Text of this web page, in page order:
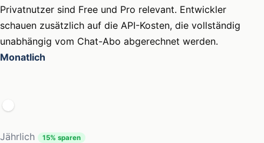
Privatnutzer sind Free und Pro relevant. Entwickler
schauen zusätzlich auf die API-Kosten, die vollständig
unabhängig vom Chat-Abo abgerechnet werden.
Monatlich
Jährlich 15% sparen